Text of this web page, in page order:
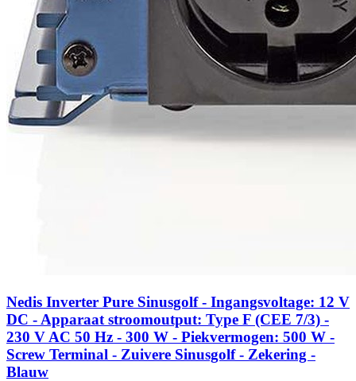
Nedis Inverter Pure Sinusgolf - Ingangsvoltage: 12 V
DC - Apparaat stroomoutput: Type F (CEE 7/3) -
230 V AC 50 Hz - 300 W - Piekvermogen: 500 W -
Screw Terminal - Zuivere Sinusgolf - Zekering -
Blauw